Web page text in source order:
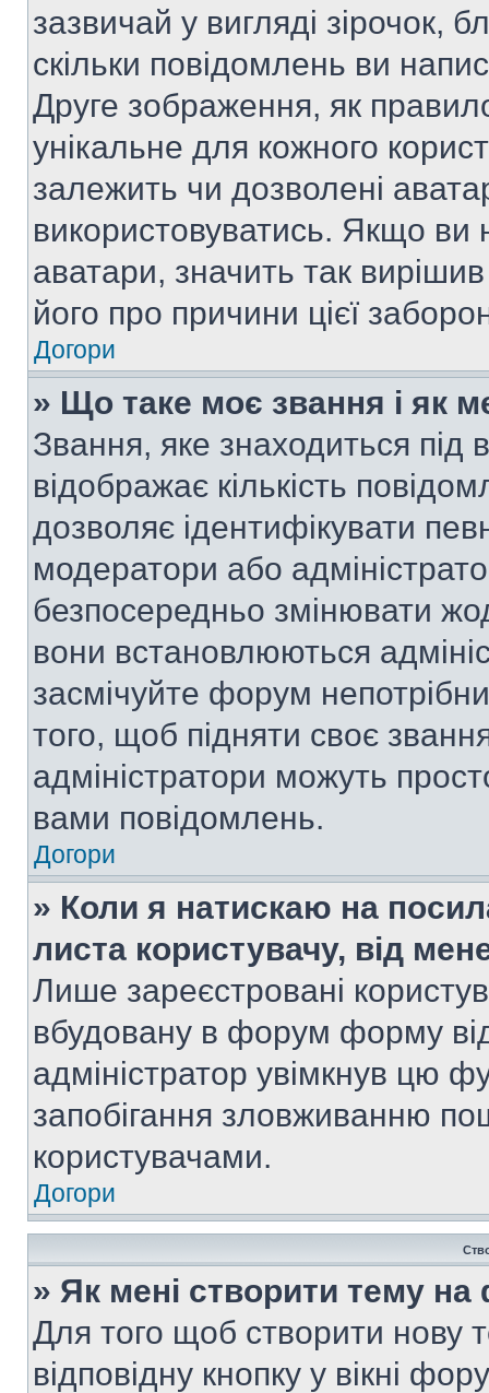
зазвичай у вигляді зірочок,
скільки повідомлень ви
Друге зображення, як
унікальне для кожного
залежить чи дозволені
використовуватись. Якщо ви
аватари, значить так
його про причини цієї
Догори
» Що таке моє звання і як
Звання, яке знаходиться
відображає кількість
дозволяє ідентифікувати
модератори або
безпосередньо змінювати
вони встановлюються
засмічуйте форум
того, щоб підняти своє
адміністратори можуть
вами повідомлень.
Догори
» Коли я натискаю на
листа користувачу, від
Лише зареєстровані
вбудовану в форум форму
адміністратор увімкнув цю
запобігання зловживанню
користувачами.
Догори
» Як мені створити тему на
Для того щоб створити нову
відповідну кнопку у вікні